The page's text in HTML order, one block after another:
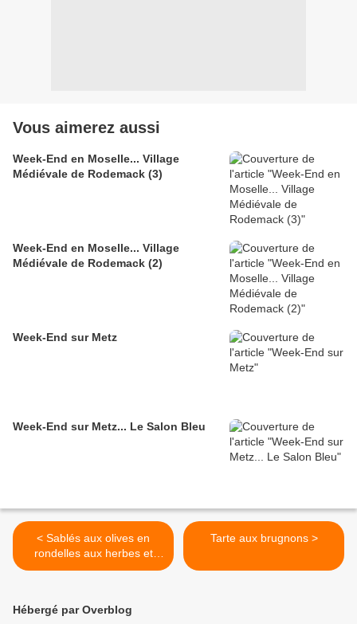
Vous aimerez aussi
Week-End en Moselle... Village
Médiévale de Rodemack (3)
Week-End en Moselle... Village
Médiévale de Rodemack (2)
Week-End sur Metz
Week-End sur Metz... Le Salon Bleu
< Sablés aux olives en
rondelles aux herbes et
roquefort
Tarte aux brugnons >
Hébergé par Overblog